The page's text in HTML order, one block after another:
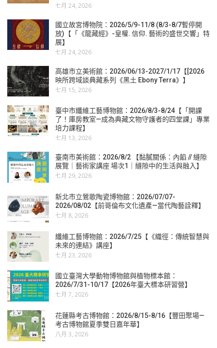
七月 24, 2026
國立故宮博物院：2026/5/9-11/8 (8/3-8/7暫停開
放)【「《龍藏經》-皇權. 信仰. 藝術的盛世交響」特
展】
七月 24, 2026
高雄市立美術館：2026/06/13-2027/1/17【[2026
映所跨域談典藏系列《黑土 Ebony Terra》】
七月 15, 2026
臺中市纖維工藝博物館：2026/8/3-8/24【「開課
了！庫房教室—成為典藏文物守護者的四堂課」專業
培力課程】
七月 13, 2026
臺南市美術館：2026/8/2 【黏膩關係：內餡 // 縫隙
展覽｜藝術家講座 場次1｜縫隙中的生活與融入】
七月 29, 2026
新北市立鶯歌陶瓷博物館：2026/07/07-
2026/08/02【前哥倫布文化遺產—當代陶藝詮釋】
七月 8, 2026
纖維工藝博物館：2026/7/25【《織徑：傳統智慧與
未來的連結》講座】
七月 23, 2026
國立臺灣大學動物博物館與植物標本館：
2026/7/31-10/17【2026年臺大標本研習營】
七月 7, 2026
花蓮縣考古博物館：2026/8/15-8/16【豐田聚場—
考古博物館夏季雙日嘉年華】
八月 3, 2026